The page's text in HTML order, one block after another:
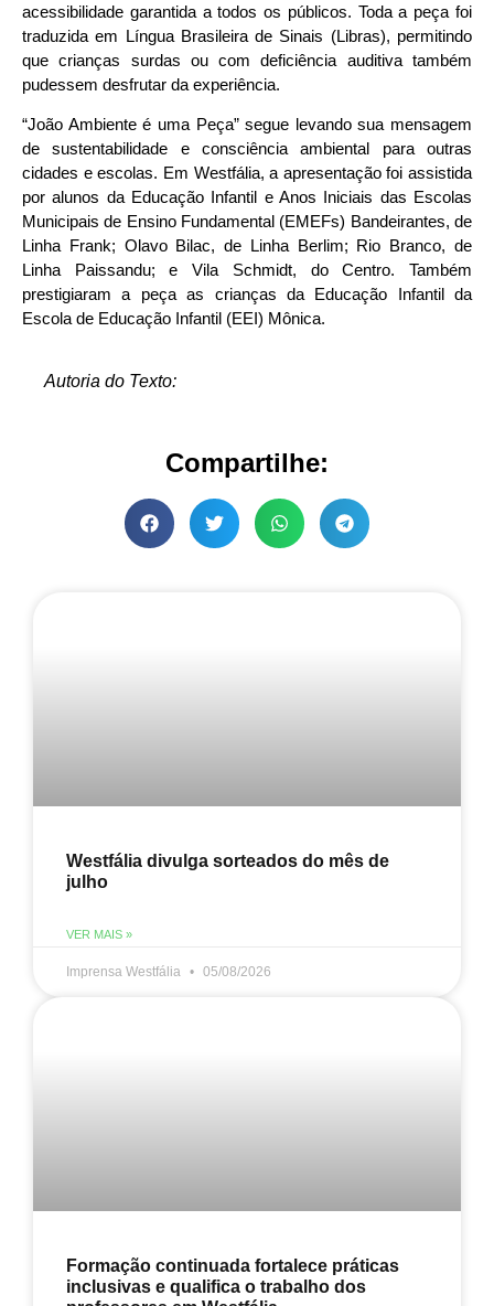
acessibilidade garantida a todos os públicos. Toda a peça foi
traduzida em Língua Brasileira de Sinais (Libras), permitindo
que crianças surdas ou com deficiência auditiva também
pudessem desfrutar da experiência.
“João Ambiente é uma Peça” segue levando sua mensagem
de sustentabilidade e consciência ambiental para outras
cidades e escolas. Em Westfália, a apresentação foi assistida
por alunos da Educação Infantil e Anos Iniciais das Escolas
Municipais de Ensino Fundamental (EMEFs) Bandeirantes, de
Linha Frank; Olavo Bilac, de Linha Berlim; Rio Branco, de
Linha Paissandu; e Vila Schmidt, do Centro. Também
prestigiaram a peça as crianças da Educação Infantil da
Escola de Educação Infantil (EEI) Mônica.
Autoria do Texto:
Compartilhe:
Westfália divulga sorteados do mês de
julho
VER MAIS »
Imprensa Westfália 05/08/2026
Formação continuada fortalece práticas
inclusivas e qualifica o trabalho dos